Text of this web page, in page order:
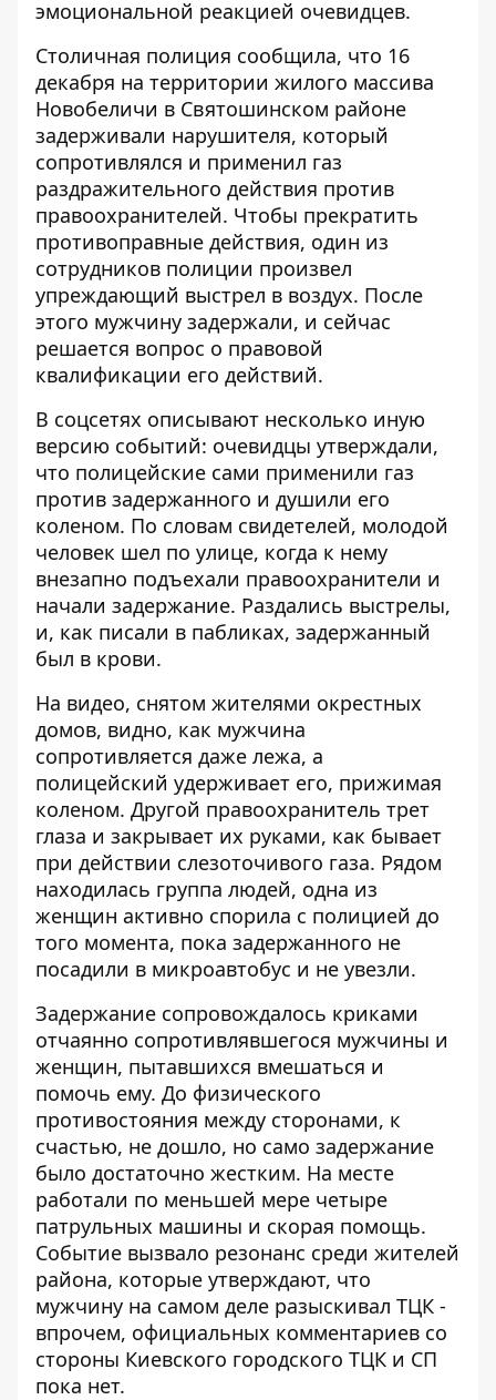
эмоциональной реакцией очевидцев.
Столичная полиция сообщила, что 16
декабря на территории жилого массива
Новобеличи в Святошинском районе
задерживали нарушителя, который
сопротивлялся и применил газ
раздражительного действия против
правоохранителей. Чтобы прекратить
противоправные действия, один из
сотрудников полиции произвел
упреждающий выстрел в воздух. После
этого мужчину задержали, и сейчас
решается вопрос о правовой
квалификации его действий.
В соцсетях описывают несколько иную
версию событий: очевидцы утверждали,
что полицейские сами применили газ
против задержанного и душили его
коленом. По словам свидетелей, молодой
человек шел по улице, когда к нему
внезапно подъехали правоохранители и
начали задержание. Раздались выстрелы,
и, как писали в пабликах, задержанный
был в крови.
На видео, снятом жителями окрестных
домов, видно, как мужчина
сопротивляется даже лежа, а
полицейский удерживает его, прижимая
коленом. Другой правоохранитель трет
глаза и закрывает их руками, как бывает
при действии слезоточивого газа. Рядом
находилась группа людей, одна из
женщин активно спорила с полицией до
того момента, пока задержанного не
посадили в микроавтобус и не увезли.
Задержание сопровождалось криками
отчаянно сопротивлявшегося мужчины и
женщин, пытавшихся вмешаться и
помочь ему. До физического
противостояния между сторонами, к
счастью, не дошло, но само задержание
было достаточно жестким. На месте
работали по меньшей мере четыре
патрульных машины и скорая помощь.
Событие вызвало резонанс среди жителей
района, которые утверждают, что
мужчину на самом деле разыскивал ТЦК -
впрочем, официальных комментариев со
стороны Киевского городского ТЦК и СП
пока нет.